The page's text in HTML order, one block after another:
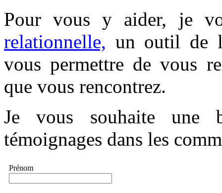
Pour vous y aider, je
relationnelle, un outil de
vous permettre de vous
que vous rencontrez.
Je vous souhaite une
témoignages dans les
Prénom